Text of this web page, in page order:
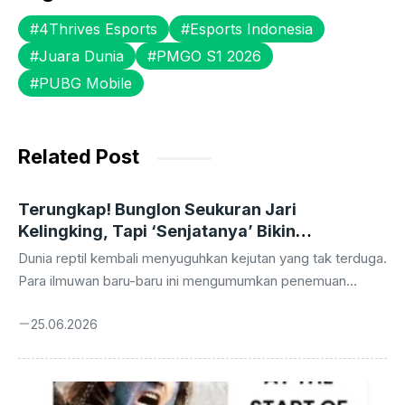
e
b
o
o
er s
A
p
p
s
e
n
gr
a
m
4Thrives Esports
Esports Indonesia
Juara Dunia
PMGO S1 2026
PUBG Mobile
Related Post
Terungkap! Bunglon Seukuran Jari
Kelingking, Tapi ‘Senjatanya’ Bikin
Tercengang!
Dunia reptil kembali menyuguhkan kejutan yang tak terduga.
Para ilmuwan baru-baru ini mengumumkan penemuan
seolah menantang segala perkiraan kita tentang dunia
lebih mengejutkan: organ reproduksi jantan bunglon terkecil
25.06.2026